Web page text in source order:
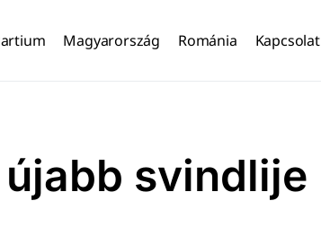
Magyarország Románia Kapcsolat
svindlije